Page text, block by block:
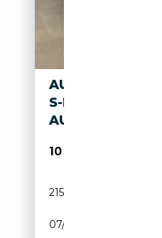
AUDI TT 2.0 GPL
S-LINE S TRONIC
AUTOMATICO
10 600€
215 824 km
07/2007